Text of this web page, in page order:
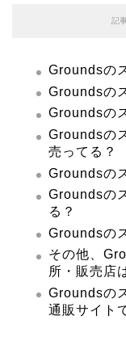
記
Groundsの
Groundsの
Groundsの
Groundsの
売ってる？
Groundsの
Groundsの
る？
Groundsの
その他、
所・販売店
Groundsの
通販サイト